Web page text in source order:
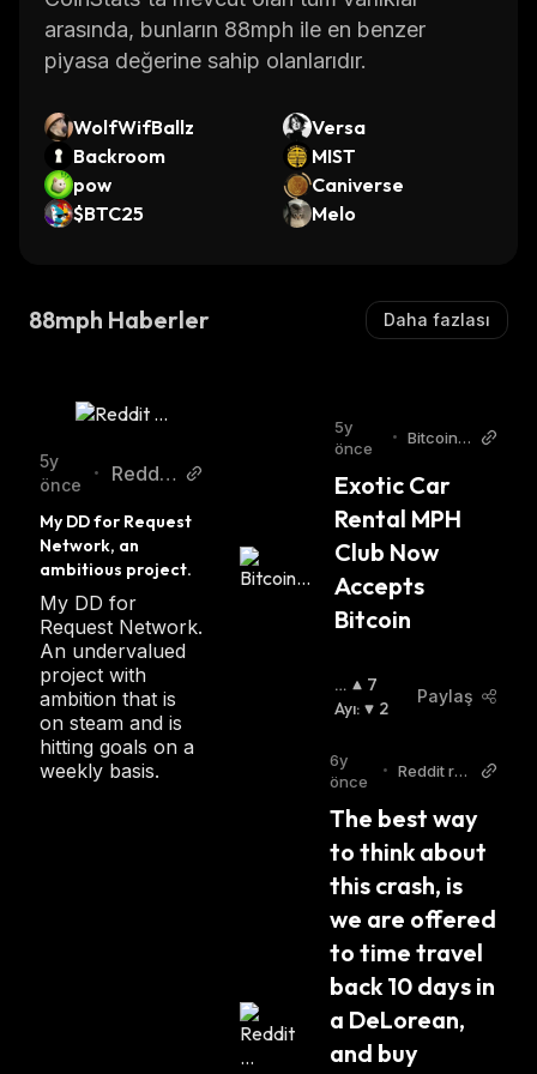
wide range of financial services in a secure
environment.
arasında, bunların 88mph ile en benzer
piyasa değerine sahip olanlarıdır.
WolfWifBallz
Versa
Backroom
MIST
pow
Caniverse
$BTC25
Melo
88mph Haberler Daha fazlası
5y
önce
•
Reddit
ocurre
ncy
My DD for Request
Network, an
ambitious project.
My DD for
Request Network.
An undervalued
project with
ambition that is
on steam and is
hitting goals on a
weekly basis.
5y
önce
• Bitcoin.c
Exotic Car
Rental MPH
Club Now
Accepts
Bitcoin
B
O
A
:
7
Ayı: 2
Paylaş
6y
önce
• Reddit r/b
The best way
to think about
this crash, is
we are offered
to time travel
back 10 days in
a DeLorean,
and buy